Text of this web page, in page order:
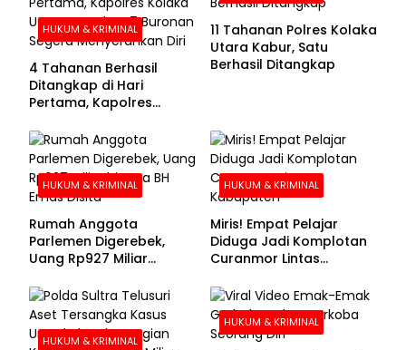
HUKUM & KRIMINAL
4 Tahanan Berhasil
Ditangkap di Hari
Pertama, Kapolres
Buronan Segera
Menyerahkan Diri
11 Tahanan Polres Kolaka
Utara Kabur, Satu
Berhasil Ditangkap
HUKUM & KRIMINAL
Rumah Anggota
Parlemen Digerebek,
Uang Rp927 Miliar
HUKUM & KRIMINAL
Miris! Empat Pelajar
Diduga Jadi Komplotan
Curanmor Lintas
HUKUM & KRIMINAL
HUKUM & KRIMINAL